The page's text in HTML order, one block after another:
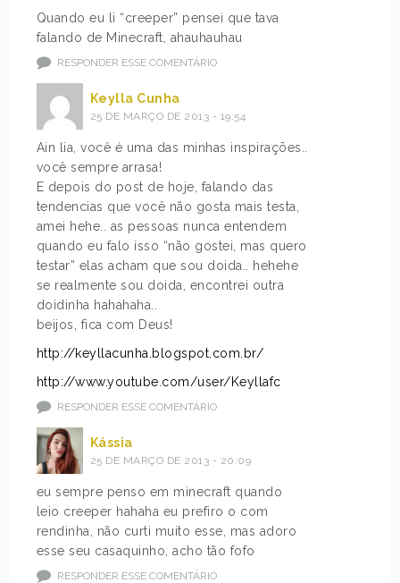
Quando eu li “creeper” pensei que tava
falando de Minecraft, ahauhauhau
RESPONDER ESSE COMENTÁRIO
Keylla Cunha
25 DE MARÇO DE 2013 - 19:54
Ain lia, você é uma das minhas inspirações..
você sempre arrasa!
E depois do post de hoje, falando das
tendencias que você não gosta mais testa,
amei hehe.. as pessoas nunca entendem
quando eu falo isso “não gostei, mas quero
testar” elas acham que sou doida.. hehehe
se realmente sou doida, encontrei outra
doidinha hahahaha..
beijos, fica com Deus!
http://keyllacunha.blogspot.com.br/
http://www.youtube.com/user/Keyllafc
RESPONDER ESSE COMENTÁRIO
Kássia
25 DE MARÇO DE 2013 - 20:09
eu sempre penso em minecraft quando
leio creeper hahaha eu prefiro o com
rendinha, não curti muito esse, mas adoro
esse seu casaquinho, acho tão fofo
RESPONDER ESSE COMENTÁRIO